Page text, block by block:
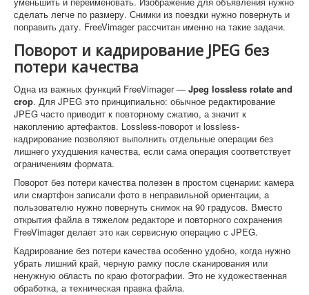
сделать легче по размеру. Снимки из поездки нужно повернуть и
поправить дату. FreeVimager рассчитан именно на такие задачи.
Поворот и кадрирование JPEG без
потери качества
Одна из важных функций FreeVimager — Jpeg lossless rotate and
crop. Для JPEG это принципиально: обычное редактирование
JPEG часто приводит к повторному сжатию, а значит к
накоплению артефактов. Lossless-поворот и lossless-
кадрирование позволяют выполнить отдельные операции без
лишнего ухудшения качества, если сама операция соответствует
ограничениям формата.
Поворот без потери качества полезен в простом сценарии: камера
или смартфон записали фото в неправильной ориентации, а
пользователю нужно повернуть снимок на 90 градусов. Вместо
открытия файла в тяжелом редакторе и повторного сохранения
FreeVimager делает это как сервисную операцию с JPEG.
Кадрирование без потери качества особенно удобно, когда нужно
убрать лишний край, черную рамку после сканирования или
ненужную область по краю фотографии. Это не художественная
обработка, а техническая правка файла.